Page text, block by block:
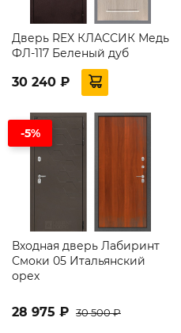
Дверь REX КЛАССИК Медь
ФЛ-117 Беленый дуб
30 240 ₽
-5%
Входная дверь Лабиринт
Смоки 05 Итальянский
орех
28 975 ₽ 30 500 ₽